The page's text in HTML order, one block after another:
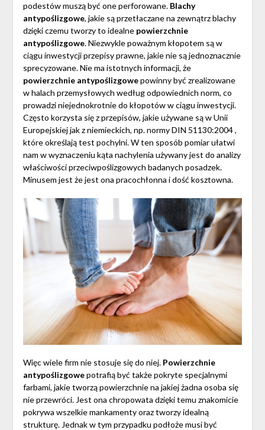
podestów muszą być one perforowane. Blachy
antypoślizgowe, jakie są przetłaczane na zewnątrz blachy
dzięki czemu tworzy to idealne powierzchnie
antypoślizgowe. Niezwykle poważnym kłopotem są w
ciągu inwestycji przepisy prawne, jakie nie są jednoznacznie
sprecyzowane. Nie ma istotnych informacji, że
powierzchnie antypoślizgowepowinny być zrealizowane
w halach przemysłowych według odpowiednich norm, co
prowadzi niejednokrotnie do kłopotów w ciągu inwestycji.
Często korzysta się z przepisów, jakie używane są w Unii
Europejskiej jak z niemieckich, np. normy DIN 51130:2004 ,
które określają test pochylni. W ten sposób pomiar ułatwi
nam w wyznaczeniu kąta nachylenia używany jest do analizy
właściwości przeciwpoślizgowych badanych posadzek.
Minusem jest że jest ona pracochłonna i dość kosztowna.
Więc wiele firm nie stosuje się do niej. Powierzchnie
antypoślizgowepotrafią być także pokryte specjalnymi
farbami, jakie tworzą powierzchnie na jakiej żadna osoba się
nie przewróci. Jest ona chropowata dzięki temu znakomicie
pokrywa wszelkie mankamenty oraz tworzy idealną
strukturę. Jednak w tym przypadku podłoże musi być